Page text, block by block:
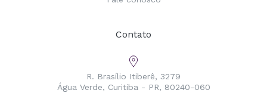
Contato
R. Brasílio Itiberê, 3279
Água Verde, Curitiba - PR, 80240-060